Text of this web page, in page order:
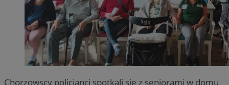
Chorzowscy policjanci spotkali się z seniorami w domu